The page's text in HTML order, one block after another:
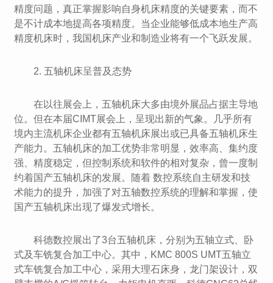
精度问题，真正掌握影响自身机床精度的关键要素，而不
是不计成本地提高各项精度。当企业能够低成本地生产高
精度机床时，我国机床产业和制造业将有一个飞跃发展。
2. 五轴机床呈普及态势
在以往展会上，五轴机床大多由境外展品占据主导地
位。但在本届CIMT展会上，呈现出新的气象。几乎所有
境内主流机床企业都有五轴机床展出或已具备五轴机床生
产能力。五轴机床的加工优势非常明显，效率高、集约度
强、精度稳定，但控制系统和软件的相对复杂，曾一度制
约着国产五轴机床的发展。随着 数控系统自主研发和技
术能力的提升，加强了对五轴数控系统的理解和掌握，使
国产五轴机床出现了爆发式增长。
科德数控展出了3台五轴机床，分别为五轴立式、卧
式及车铣复合加工中心。其中，KMC 800S UMT五轴立
式车铣复合加工中心，采用大理石床身，龙门架设计，双